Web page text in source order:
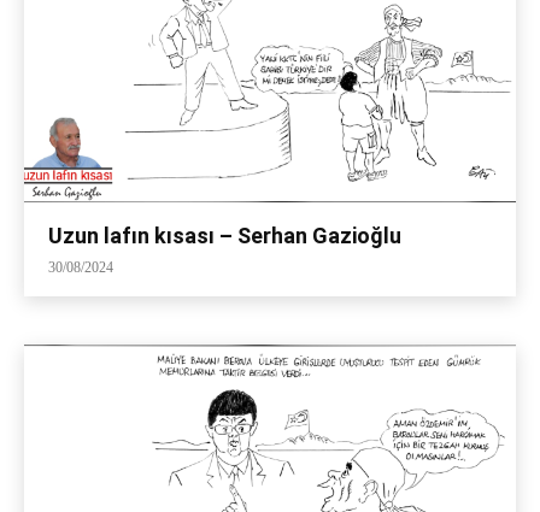
Uzun lafın kısası – Serhan Gazioğlu
30/08/2024